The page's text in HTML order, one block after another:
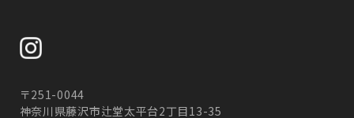
〒251-0044
神奈川県藤沢市辻堂太平台2丁目13-35